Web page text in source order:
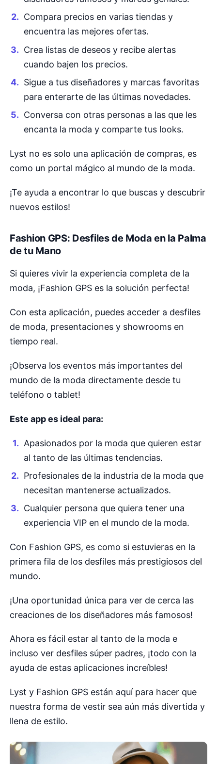
Compara precios en varias tiendas y
encuentra las mejores ofertas.
Crea listas de deseos y recibe alertas
cuando bajen los precios.
Sigue a tus diseñadores y marcas favoritas
para enterarte de las últimas novedades.
Conversa con otras personas a las que les
encanta la moda y comparte tus looks.
Lyst no es solo una aplicación de compras, es
como un portal mágico al mundo de la moda.
¡Te ayuda a encontrar lo que buscas y descubrir
nuevos estilos!
Fashion GPS: Desfiles de Moda en la Palma
de tu Mano
Si quieres vivir la experiencia completa de la
moda, ¡Fashion GPS es la solución perfecta!
Con esta aplicación, puedes acceder a desfiles
de moda, presentaciones y showrooms en
tiempo real.
¡Observa los eventos más importantes del
mundo de la moda directamente desde tu
teléfono o tablet!
Este app es ideal para:
Apasionados por la moda que quieren estar
al tanto de las últimas tendencias.
Profesionales de la industria de la moda que
necesitan mantenerse actualizados.
Cualquier persona que quiera tener una
experiencia VIP en el mundo de la moda.
Con Fashion GPS, es como si estuvieras en la
primera fila de los desfiles más prestigiosos del
mundo.
¡Una oportunidad única para ver de cerca las
creaciones de los diseñadores más famosos!
Ahora es fácil estar al tanto de la moda e
incluso ver desfiles súper padres, ¡todo con la
ayuda de estas aplicaciones increíbles!
Lyst y Fashion GPS están aquí para hacer que
nuestra forma de vestir sea aún más divertida y
llena de estilo.